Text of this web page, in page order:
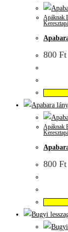
Apáknak
800 Ft
Apáknak
800 Ft